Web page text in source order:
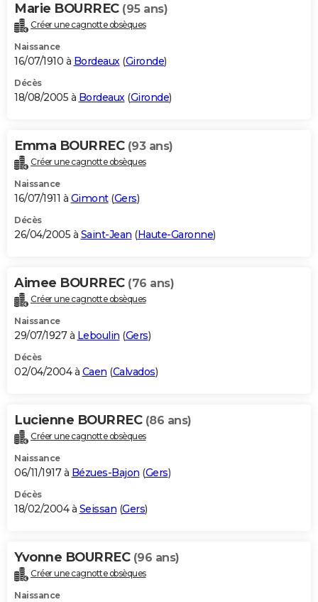
Marie BOURREC (95 ans)
Créer une cagnotte obsèques
Naissance
16/07/1910 à Bordeaux(Gironde)
Décès
18/08/2005 à Bordeaux(Gironde)
Emma BOURREC (93 ans)
Créer une cagnotte obsèques
Naissance
16/07/1911 à Gimont(Gers)
Décès
26/04/2005 à Saint-Jean (Haute-Garonne)
Aimee BOURREC (76 ans)
Créer une cagnotte obsèques
Naissance
29/07/1927 à Leboulin (Gers)
Décès
02/04/2004 à Caen (Calvados)
Lucienne BOURREC (86 ans)
Créer une cagnotte obsèques
Naissance
06/11/1917 à Bézues-Bajon (Gers)
Décès
18/02/2004 à Seissan (Gers)
Yvonne BOURREC (96 ans)
Créer une cagnotte obsèques
Naissance